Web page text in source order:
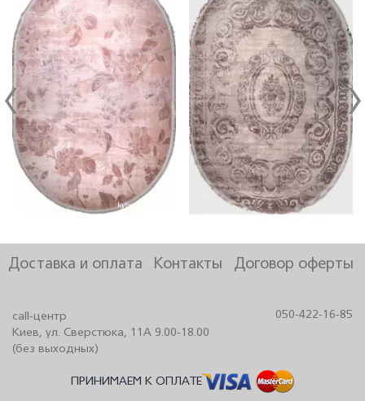
call-центр
Киев, ул. Сверстюка, 11А 9.00-18.00
(без выходных)
050-422-16-85
Доставка и оплата Контакты Договор оферты
ПРИНИМАЕМ К ОПЛАТЕ